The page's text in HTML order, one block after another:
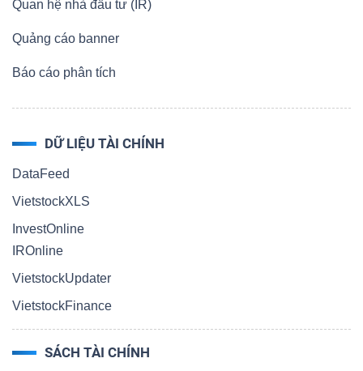
Quan hệ nhà đầu tư (IR)
Quảng cáo banner
Báo cáo phân tích
DỮ LIỆU TÀI CHÍNH
DataFeed
VietstockXLS
InvestOnline
IROnline
VietstockUpdater
VietstockFinance
SÁCH TÀI CHÍNH
Dịch
vụ
tạo
Sách
tài